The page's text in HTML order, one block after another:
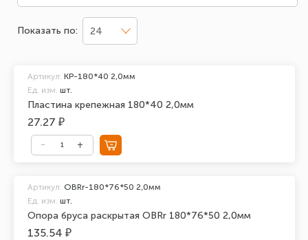
Показать по: 24
Пластина крепежная 180*40 2,0мм
Артикул: KP-180*40 2,0мм
Ед. изм. шт.
27.27 ₽
Опора бруса раскрытая OBRr 180*76*50 2,0мм
Артикул: OBRr-180*76*50 2,0мм
Ед. изм. шт.
135.54 ₽